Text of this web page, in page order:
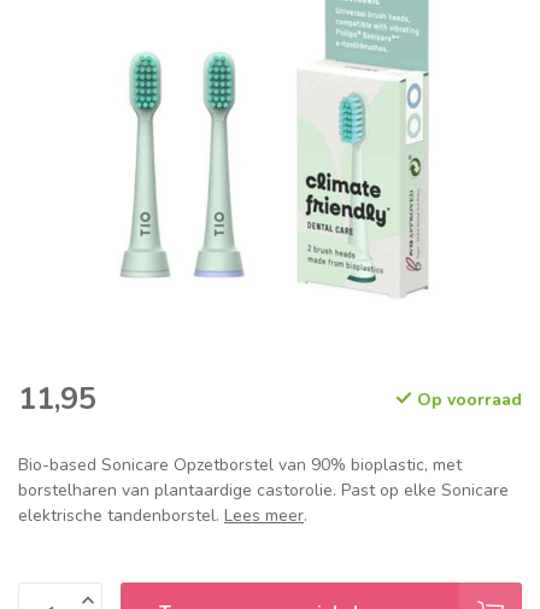
11,95 Op voorraad
Bio-based Sonicare Opzetborstel van 90% bioplastic, met
borstelharen van plantaardige castorolie. Past op elke Sonicare
elektrische tandenborstel. Lees meer.